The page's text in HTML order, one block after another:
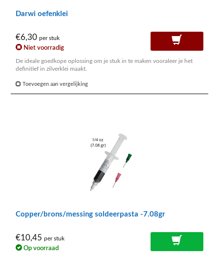
Darwi oefenklei
€6,30 per stuk
Niet voorradig
De ideale goedkope oplossing om je stuk in te maken vooraleer je het
definitief in zilverklei maakt.
Toevoegen aan vergelijking
Copper/brons/messing soldeerpasta -7.08gr
€10,45 per stuk
Op voorraad